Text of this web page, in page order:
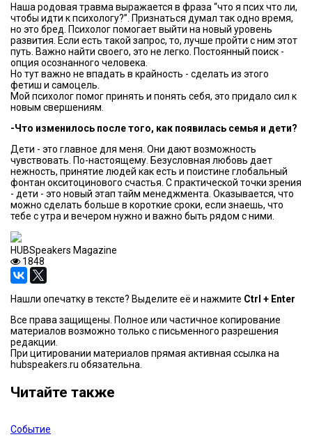
Наша родовая травма выражается в фраза “что я псих что ли,
чтобы идти к психологу?”. Признаться думал так одно время,
но это бред. Психолог помогает выйти на новый уровень
развития. Если есть такой запрос, то, лучше пройти с ним этот
путь. Важно найти своего, это не легко. Постоянный поиск -
опция осознанного человека.
Но тут важно не впадать в крайность - сделать из этого
фетиш и самоцель.
Мой психолог помог принять и понять себя, это придало сил к
новым свершениям.
-Что изменилось после того, как появилась семья и дети?
Дети - это главное для меня. Они дают возможность
чувствовать. По-настоящему. Безусловная любовь дает
нежность, принятие людей как есть и поистине глобальный
фонтан окситоцинового счастья. С практической точки зрения
- дети - это новый этап тайм менеджмента. Оказывается, что
можно сделать больше в короткие сроки, если знаешь, что
тебе с утра и вечером нужно и важно быть рядом с ними.
HUBSpeakers Magazine
1848
Нашли опечатку в тексте? Выделите её и нажмите Ctrl + Enter
Все права защищены. Полное или частичное копирование
материалов возможно только с письменного разрешения
редакции.
При цитировании материалов прямая активная ссылка на
hubspeakers.ru обязательна.
Читайте также
Событие